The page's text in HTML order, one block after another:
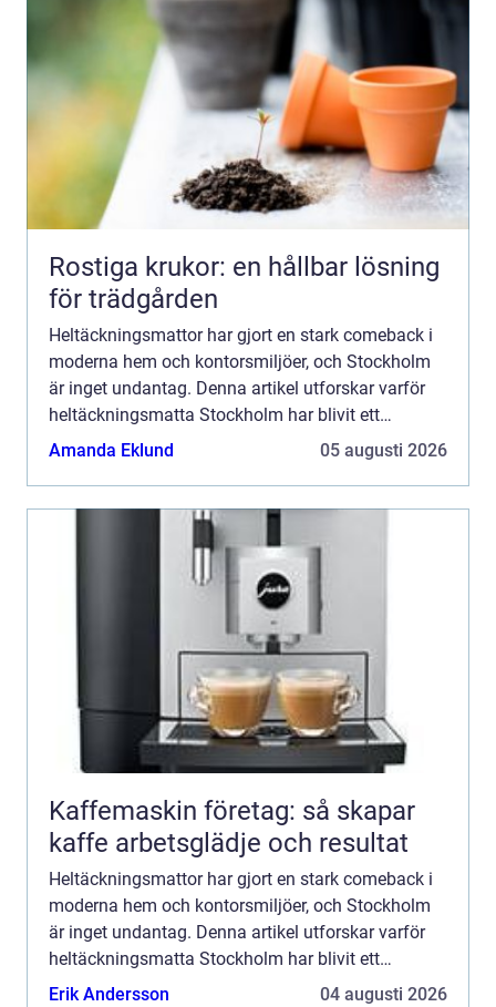
Rostiga krukor: en hållbar lösning
för trädgården
Heltäckningsmattor har gjort en stark comeback i
moderna hem och kontorsmiljöer, och Stockholm
är inget undantag. Denna artikel utforskar varför
heltäckningsmatta Stockholm har blivit ett
populärt val, vad man bör t...
Amanda Eklund 05 augusti 2026
Kaffemaskin företag: så skapar
kaffe arbetsglädje och resultat
Heltäckningsmattor har gjort en stark comeback i
moderna hem och kontorsmiljöer, och Stockholm
är inget undantag. Denna artikel utforskar varför
heltäckningsmatta Stockholm har blivit ett
populärt val, vad man bör t...
Erik Andersson 04 augusti 2026